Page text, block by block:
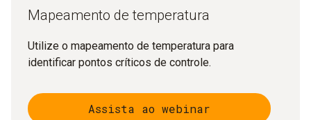
Mapeamento de temperatura
Utilize o mapeamento de temperatura para
identificar pontos críticos de controle.
Assista ao webinar